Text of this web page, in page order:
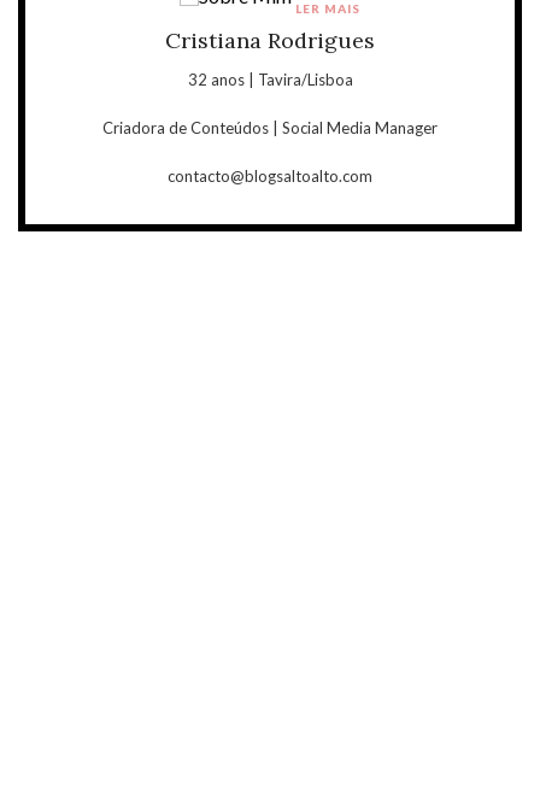
Cristiana Rodrigues
32 anos | Tavira/Lisboa
Criadora de Conteúdos | Social Media Manager
contacto@blogsaltoalto.com
LER MAIS